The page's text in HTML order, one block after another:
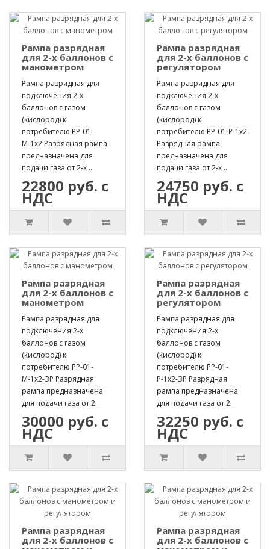
Рампа разрядная
для 2-х баллонов с
манометром
Рампа разрядная для
подключения 2-х
баллонов с газом
(кислород) к
потребителю РР-01-
М-1х2 Разрядная рампа
предназначена для
подачи газа от 2-х ..
22800 руб. с
НДС
Рампа разрядная
для 2-х баллонов с
регулятором
Рампа разрядная для
подключения 2-х
баллонов с газом
(кислород) к
потребителю РР-01-Р-1х2
Разрядная рампа
предназначена для
подачи газа от 2-х ..
24750 руб. с
НДС
Рампа разрядная
для 2-х баллонов с
манометром
Рампа разрядная для
подключения 2-х
баллонов с газом
(кислород) к
потребителю РР-01-
М-1х2-ЗР Разрядная
рампа предназначена
для подачи газа от 2..
30000 руб. с
НДС
Рампа разрядная
для 2-х баллонов с
регулятором
Рампа разрядная для
подключения 2-х
баллонов с газом
(кислород) к
потребителю РР-01-
Р-1х2-ЗР Разрядная
рампа предназначена
для подачи газа от 2..
32250 руб. с
НДС
Рампа разрядная
для 2-х баллонов с
Рампа разрядная
для 2-х баллонов с